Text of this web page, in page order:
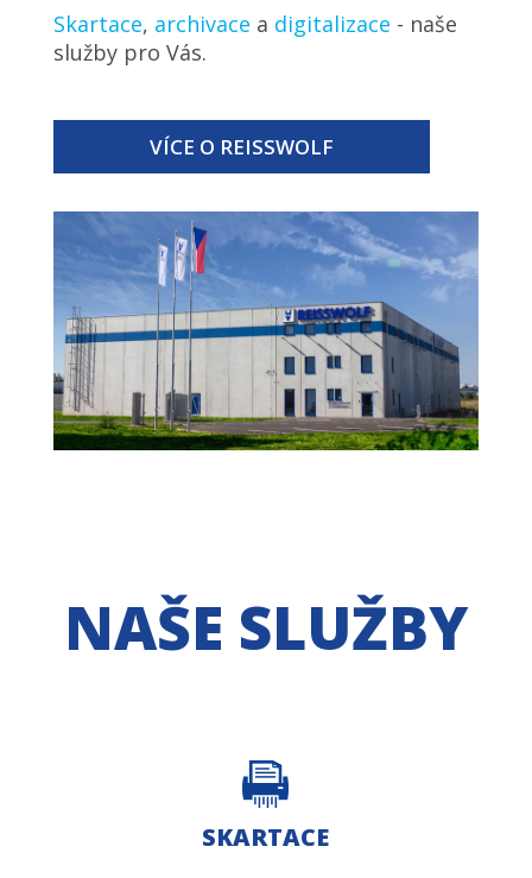
Skartace, archivace a digitalizace - naše
služby pro Vás.
VÍCE O REISSWOLF
NAŠE SLUŽBY
SKARTACE